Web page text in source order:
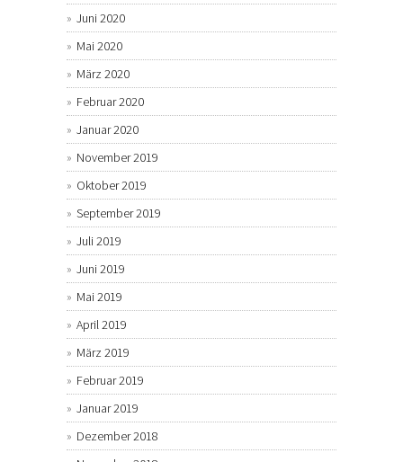
Juni 2020
Mai 2020
März 2020
Februar 2020
Januar 2020
November 2019
Oktober 2019
September 2019
Juli 2019
Juni 2019
Mai 2019
April 2019
März 2019
Februar 2019
Januar 2019
Dezember 2018